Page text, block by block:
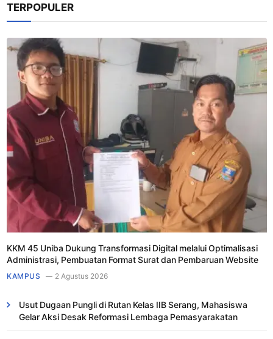
TERPOPULER
KKM 45 Uniba Dukung Transformasi Digital melalui Optimalisasi
Administrasi, Pembuatan Format Surat dan Pembaruan Website
KAMPUS 2 Agustus 2026
Usut Dugaan Pungli di Rutan Kelas IIB Serang, Mahasiswa
Gelar Aksi Desak Reformasi Lembaga Pemasyarakatan